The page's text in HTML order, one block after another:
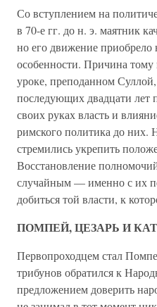
Со вступлением на
в 70-е гг. до н. э. маятник
но его движение приобрело
особенности. Причина
уроке, преподанном
последующих двадцати лет
своих руках власть и
римского политика до них.
стремились укрепить
Восстановление
случайным — именно с их
добиться той власти, к
ПОМПЕЙ, ЦЕЗАРЬ И
Первопроходцем стал
трибунов обратился к
предложением доверить